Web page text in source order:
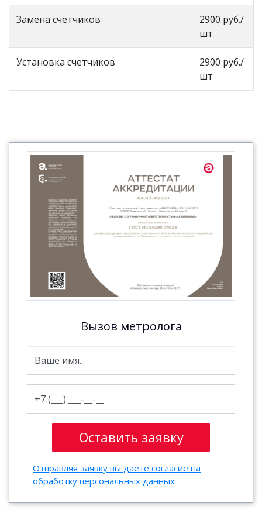
Замена счетчиков
2900 руб./
шт
Установка счетчиков
2900 руб./
шт
Вызов метролога
Отправляя заявку вы даёте согласие на
обработку персональных данных